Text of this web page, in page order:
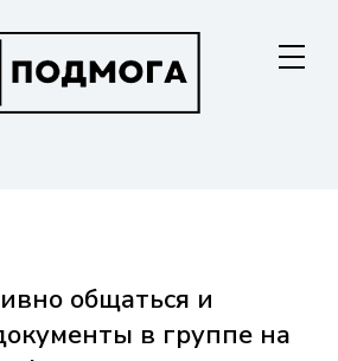
общаться и
в группе на